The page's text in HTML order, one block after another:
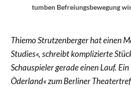
tumben Befreiungsbewegung
Thiemo Strutzenberger hat einen
Studies«, schreibt komplizierte
Schauspieler gerade einen Lauf.
Öderland« zum Berliner